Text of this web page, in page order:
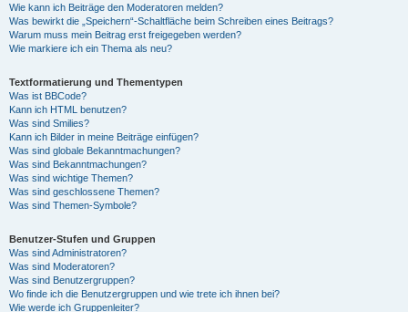
Wie kann ich Beiträge den Moderatoren melden?
Was bewirkt die „Speichern“-Schaltfläche beim Schreiben eines Beitrags?
Warum muss mein Beitrag erst freigegeben werden?
Wie markiere ich ein Thema als neu?
Textformatierung und Thementypen
Was ist BBCode?
Kann ich HTML benutzen?
Was sind Smilies?
Kann ich Bilder in meine Beiträge einfügen?
Was sind globale Bekanntmachungen?
Was sind Bekanntmachungen?
Was sind wichtige Themen?
Was sind geschlossene Themen?
Was sind Themen-Symbole?
Benutzer-Stufen und Gruppen
Was sind Administratoren?
Was sind Moderatoren?
Was sind Benutzergruppen?
Wo finde ich die Benutzergruppen und wie trete ich ihnen bei?
Wie werde ich Gruppenleiter?